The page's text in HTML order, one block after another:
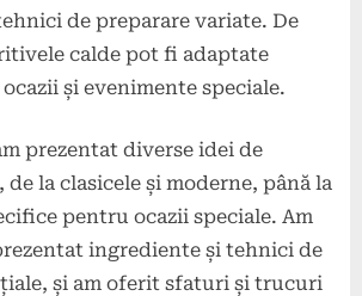
de preparare variate. De
calde pot fi adaptate
și evenimente speciale.
prezentat diverse idei de
la clasicele și moderne, până la
pentru ocazii speciale. Am
ingrediente și tehnici de
și am oferit sfaturi și trucuri